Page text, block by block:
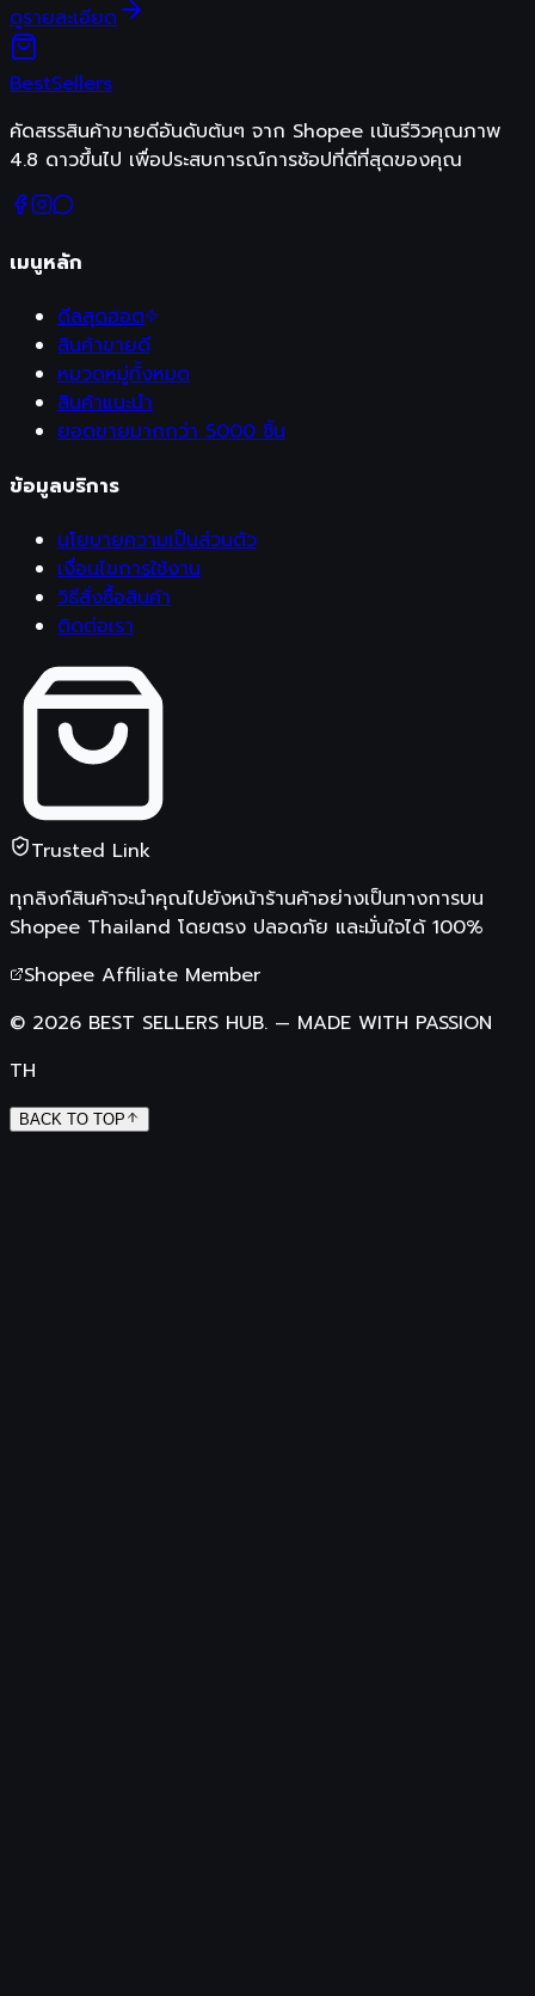
ดูรายละเอียด
BestSellers
คัดสรรสินค้าขายดีอันดับต้นๆ จาก Shopee เน้นรีวิวคุณภาพ
4.8 ดาวขึ้นไป เพื่อประสบการณ์การช้อปที่ดีที่สุดของคุณ
เมนูหลัก
ดีลสุดฮอต
สินค้าขายดี
หมวดหมู่ทั้งหมด
สินค้าแนะนำ
ยอดขายมากกว่า 5000 ชิ้น
ข้อมูลบริการ
นโยบายความเป็นส่วนตัว
เงื่อนไขการใช้งาน
วิธีสั่งซื้อสินค้า
ติดต่อเรา
Trusted Link
ทุกลิงก์สินค้าจะนำคุณไปยังหน้าร้านค้าอย่างเป็นทางการบน
Shopee Thailand โดยตรง ปลอดภัย และมั่นใจได้ 100%
Shopee Affiliate Member
© 2026 BEST SELLERS HUB. — MADE WITH PASSION
TH
BACK TO TOP